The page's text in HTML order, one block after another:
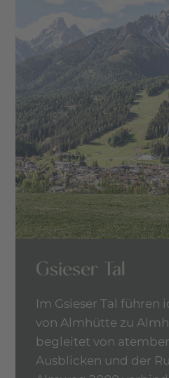
Gsieser Tal
Im Gsieser Tal führen
von Almhütte zu
begleitet von
Ausblicken und der